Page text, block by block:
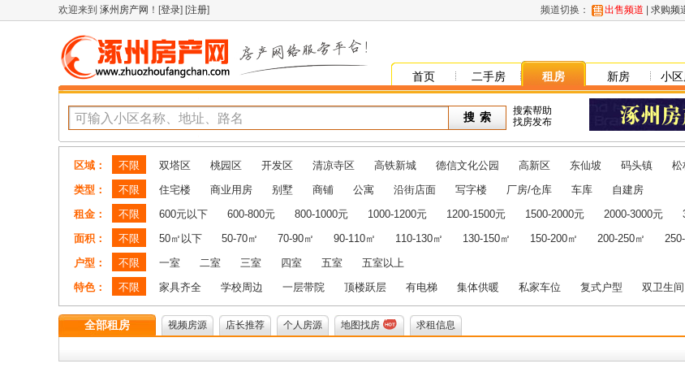
欢迎来到 涿州房产网 ！[登录] [注册] 频道切换： 出售频道 求购频
首页 二手房 租房 新房 小
搜索帮助
找房发布
区域： 不限 双塔区 桃园区 开发区 清凉寺区 高铁新城 德信文化公园 高新区 东仙坡 码头镇 松
类型：
不限 住宅楼 商业用房 别墅 商铺 公寓 沿街店面 写字楼 厂房/仓库 车库
自建房
租金：
不限 600元以下 600-800元 800-1000元 1000-1200元 1200-1500元 1500-2000元 2000-3000元
面积：
不限 50㎡以下 50-70㎡ 70-90㎡ 90-110㎡ 110-130㎡ 130-150㎡ 150-200㎡ 200-250㎡
户型：
不限 一室 二室 三室 四室 五室
五室以上
特色：
不限 家具齐全 学校周边 一层带院 顶楼跃层 有电梯 集体供暖 私家车位 复式户型 双卫生间
全部租房 视频房源 店长推荐 个人房源 地图找房 求租信息